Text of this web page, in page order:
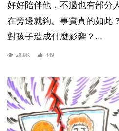
好好陪伴他，不過也有部分
在旁邊就夠。事實真的如此
對孩子造成什麼影響？...
20.9K 449